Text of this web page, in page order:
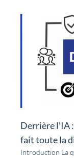
Derrière l’IA
fait toute la
Introduction La